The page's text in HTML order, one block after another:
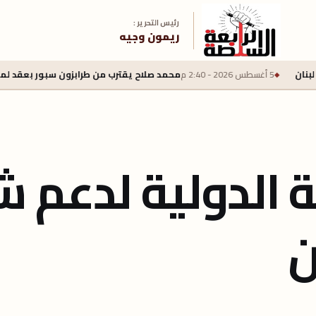
رئيس التحرير :
ريمون وجيه
محمد صلاح يقترب من طرابزون سبور بعقد لمدة عامين وراتب سنوي 22 مليون يورو
الدولية